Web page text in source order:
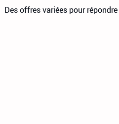
Des offres variées pour